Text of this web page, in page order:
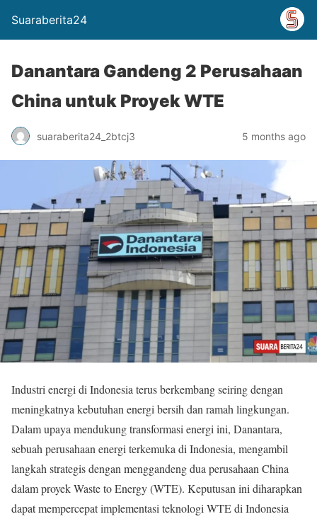
Suaraberita24
Danantara Gandeng 2 Perusahaan
China untuk Proyek WTE
suaraberita24_2btcj3 5 months ago
Industri energi di Indonesia terus berkembang seiring dengan
meningkatnya kebutuhan energi bersih dan ramah lingkungan.
Dalam upaya mendukung transformasi energi ini, Danantara,
sebuah perusahaan energi terkemuka di Indonesia, mengambil
langkah strategis dengan menggandeng dua perusahaan China
dalam proyek Waste to Energy (WTE). Keputusan ini diharapkan
dapat mempercepat implementasi teknologi WTE di Indonesia